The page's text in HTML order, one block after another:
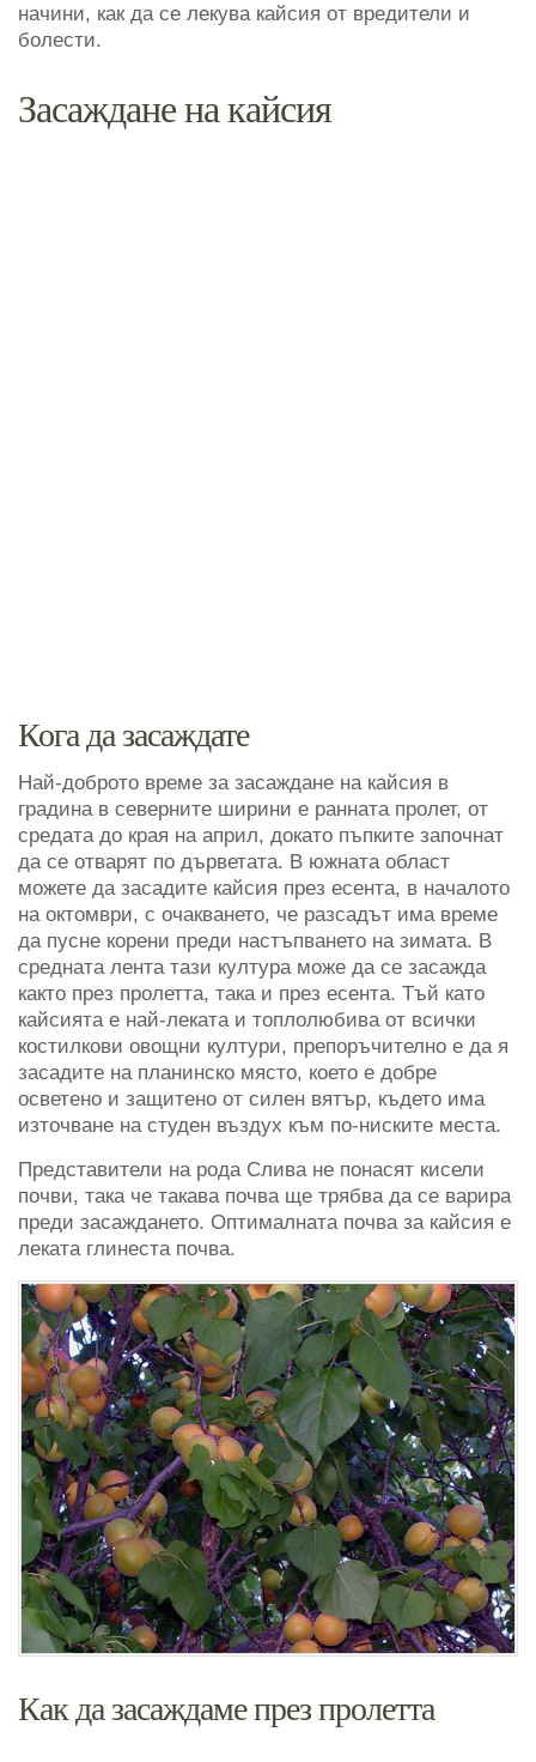
начини, как да се лекува кайсия от вредители и
болести.
Засаждане на кайсия
Кога да засаждате
Най-доброто време за засаждане на кайсия в
градина в северните ширини е ранната пролет, от
средата до края на април, докато пъпките започнат
да се отварят по дърветата. В южната област
можете да засадите кайсия през есента, в началото
на октомври, с очакването, че разсадът има време
да пусне корени преди настъпването на зимата. В
средната лента тази култура може да се засажда
както през пролетта, така и през есента. Тъй като
кайсията е най-леката и топлолюбива от всички
костилкови овощни култури, препоръчително е да я
засадите на планинско място, което е добре
осветено и защитено от силен вятър, където има
източване на студен въздух към по-ниските места.
Представители на рода Слива не понасят кисели
почви, така че такава почва ще трябва да се варира
преди засаждането. Оптималната почва за кайсия е
леката глинеста почва.
Как да засаждаме през пролетта